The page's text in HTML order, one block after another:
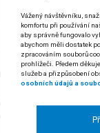
2005
4 zákona č. 266/
se držitel
bylo nařízeno
faktickému
nebo zákazu řízení
Vážený návštěvníku,
komfortu při používání
aby správně fungovalo
abychom měli dostatek
zpracováním souborů
prohlížeči. Předem
služeb a přizpůsobení
osobních údajů a